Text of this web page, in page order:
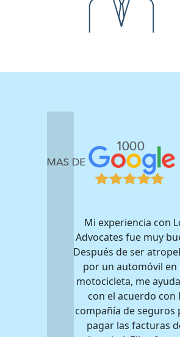
Mi experiencia con
Advocates fue muy
Después de ser
por un automóvil en
motocicleta, me
con el acuerdo con
compañía de seguros
pagar las facturas